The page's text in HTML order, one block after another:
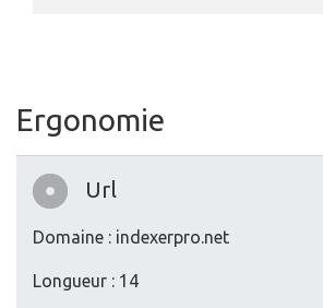
Ergonomie
Url
Domaine : indexerpro.net
Longueur : 14